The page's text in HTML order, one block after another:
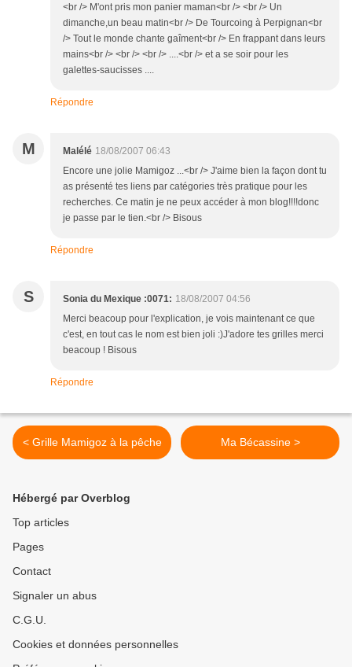
<br /> M'ont pris mon panier maman<br /> <br /> Un
dimanche,un beau matin<br /> De Tourcoing à Perpignan<br
/> Tout le monde chante gaîment<br /> En frappant dans leurs
mains<br /> <br /> <br /> ....<br /> et a se soir pour les
galettes-saucisses ....
Répondre
M Malélé 18/08/2007 06:43
Encore une jolie Mamigoz ...<br /> J'aime bien la façon dont tu
as présenté tes liens par catégories très pratique pour les
recherches. Ce matin je ne peux accéder à mon blog!!!!donc
je passe par le tien.<br /> Bisous
Répondre
S Sonia du Mexique :0071: 18/08/2007 04:56
Merci beacoup pour l'explication, je vois maintenant ce que
c'est, en tout cas le nom est bien joli :)J'adore tes grilles merci
beacoup ! Bisous
Répondre
< Grille Mamigoz à la pêche Ma Bécassine >
Hébergé par Overblog
Top articles
Pages
Contact
Signaler un abus
C.G.U.
Cookies et données personnelles